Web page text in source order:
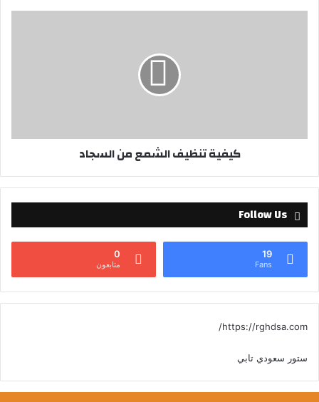
كيفية تنظيف الشمع من السجاد
Follow Us
19
Fans
0
متابعون
https://rghdsa.com/
ستور سعودي تابي